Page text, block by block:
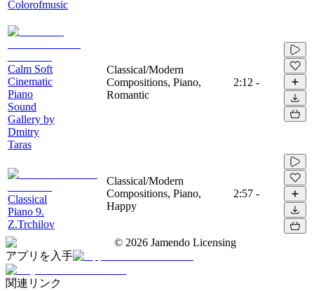
Colorofmusic
Calm Soft
Cinematic
Piano
Sound
Gallery by
Dmitry
Taras
Classical/Modern
Compositions, Piano,
Romantic
2:12 -
Classical
Piano 9.
Z.Trchilov
Classical/Modern
Compositions, Piano,
Happy
2:57 -
© 2026 Jamendo Licensing
アプリを入手
関連リンク